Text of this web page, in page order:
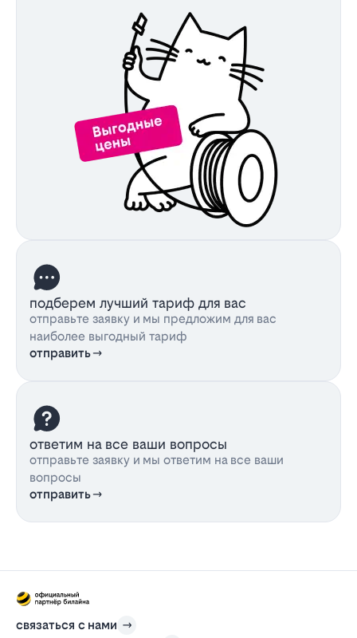
подберем лучший тариф для вас
отправьте заявку и мы предложим для вас
наиболее выгодный тариф
отправить
ответим на все ваши вопросы
отправьте заявку и мы ответим на все ваши
вопросы
отправить
связаться с нами